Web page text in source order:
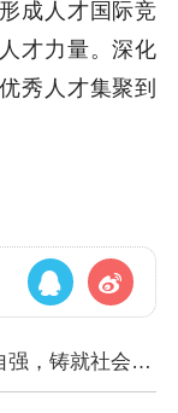
成人才国际竞
才力量。深化
秀人才集聚到
，铸就社会主